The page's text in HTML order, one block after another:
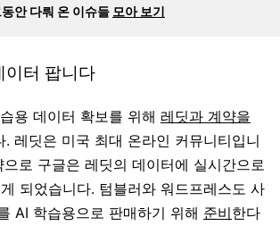
안 다뤄 온 이슈들 모아 보기
이터 팝니다
용 데이터 확보를 위해 레딧과 계약을
. 레딧은 미국 최대 온라인 커뮤니티입니
으로 구글은 레딧의 데이터에 실시간으로
되었습니다. 텀블러와 워드프레스도 사
AI 학습용으로 판매하기 위해 준비한다